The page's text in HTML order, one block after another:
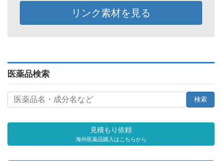
リンク素材を見る
医薬品検索
見積もり依頼
海外医薬品購入はこちらから